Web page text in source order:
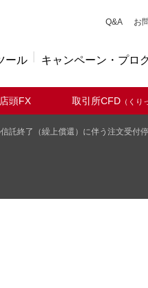
Q&Aキュお
ール キャンペーン・プロ
店頭FX 取引所CFD（くり
託終了（繰上償還）に伴う注文受付